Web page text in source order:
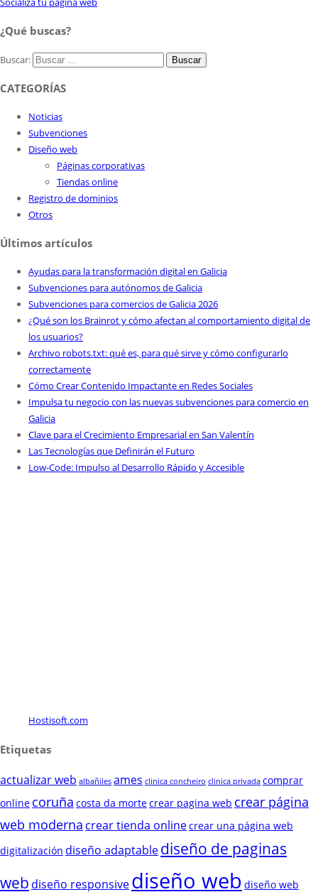
¿Qué buscas?
Buscar:
CATEGORÍAS
Noticias
Subvenciones
Diseño web
Páginas corporativas
Tiendas online
Registro de dominios
Otros
Últimos artículos
Ayudas para la transformación digital en Galicia
Subvenciones para autónomos de Galicia
Subvenciones para comercios de Galicia 2026
¿Qué son los Brainrot y cómo afectan al comportamiento digital de
los usuarios?
Archivo robots.txt: qué es, para qué sirve y cómo configurarlo
correctamente
Cómo Crear Contenido Impactante en Redes Sociales
Impulsa tu negocio con las nuevas subvenciones para comercio en
Galicia
Clave para el Crecimiento Empresarial en San Valentín
Las Tecnologías que Definirán el Futuro
Low-Code: Impulso al Desarrollo Rápido y Accesible
Hostisoft.com
Etiquetas
actualizar web albañiles ames clinica concheiro clinica privada comprar
online coruña costa da mortecrear pagina web crear página
web moderna crear tienda onlinecrear una página web
digitalización diseño adaptablediseño de paginas
web diseño responsivediseño web diseño web